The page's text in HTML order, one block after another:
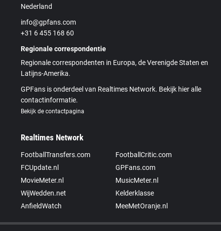
Nederland
info@gpfans.com
+31 6 455 168 60
Regionale correspondentie
Regionale correspondenten in Europa, de Verenigde Staten en
Latijns-Amerika.
GPFans is onderdeel van Realtimes Network. Bekijk hier alle
contactinformatie.
Bekijk de contactpagina
Realtimes Network
FootballTransfers.com
FootballCritic.com
FCUpdate.nl
GPFans.com
MovieMeter.nl
MusicMeter.nl
WijWedden.net
Kelderklasse
AnfieldWatch
MeeMetOranje.nl